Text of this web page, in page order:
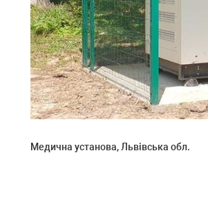
Медична установа, Львівська обл.